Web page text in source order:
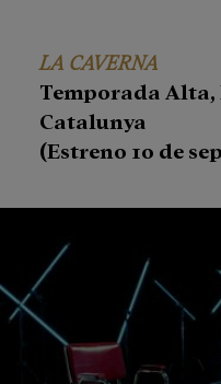
LA CAVERNA
Temporada Alta,
Catalunya
(Estreno 10 de